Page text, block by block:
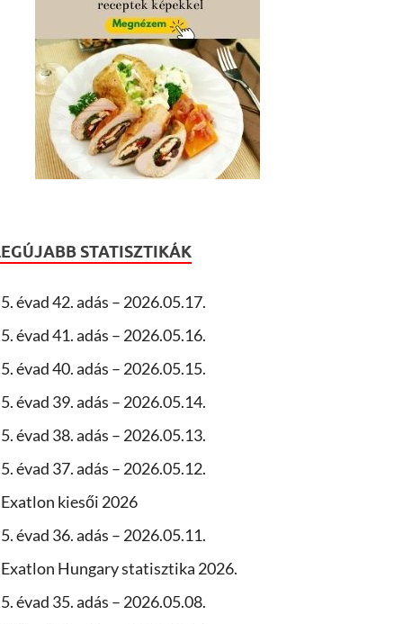
STATISZTIKÁK
5. évad 42. adás – 2026.05.17.
5. évad 41. adás – 2026.05.16.
5. évad 40. adás – 2026.05.15.
5. évad 39. adás – 2026.05.14.
5. évad 38. adás – 2026.05.13.
5. évad 37. adás – 2026.05.12.
Exatlon kiesői 2026
5. évad 36. adás – 2026.05.11.
Exatlon Hungary statisztika 2026.
5. évad 35. adás – 2026.05.08.